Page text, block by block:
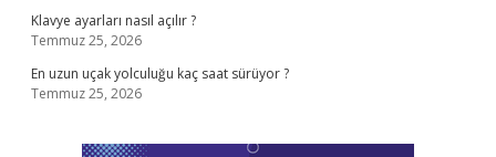
Klavye ayarları nasıl açılır ?
Temmuz 25, 2026
En uzun uçak yolculuğu kaç saat sürüyor ?
Temmuz 25, 2026